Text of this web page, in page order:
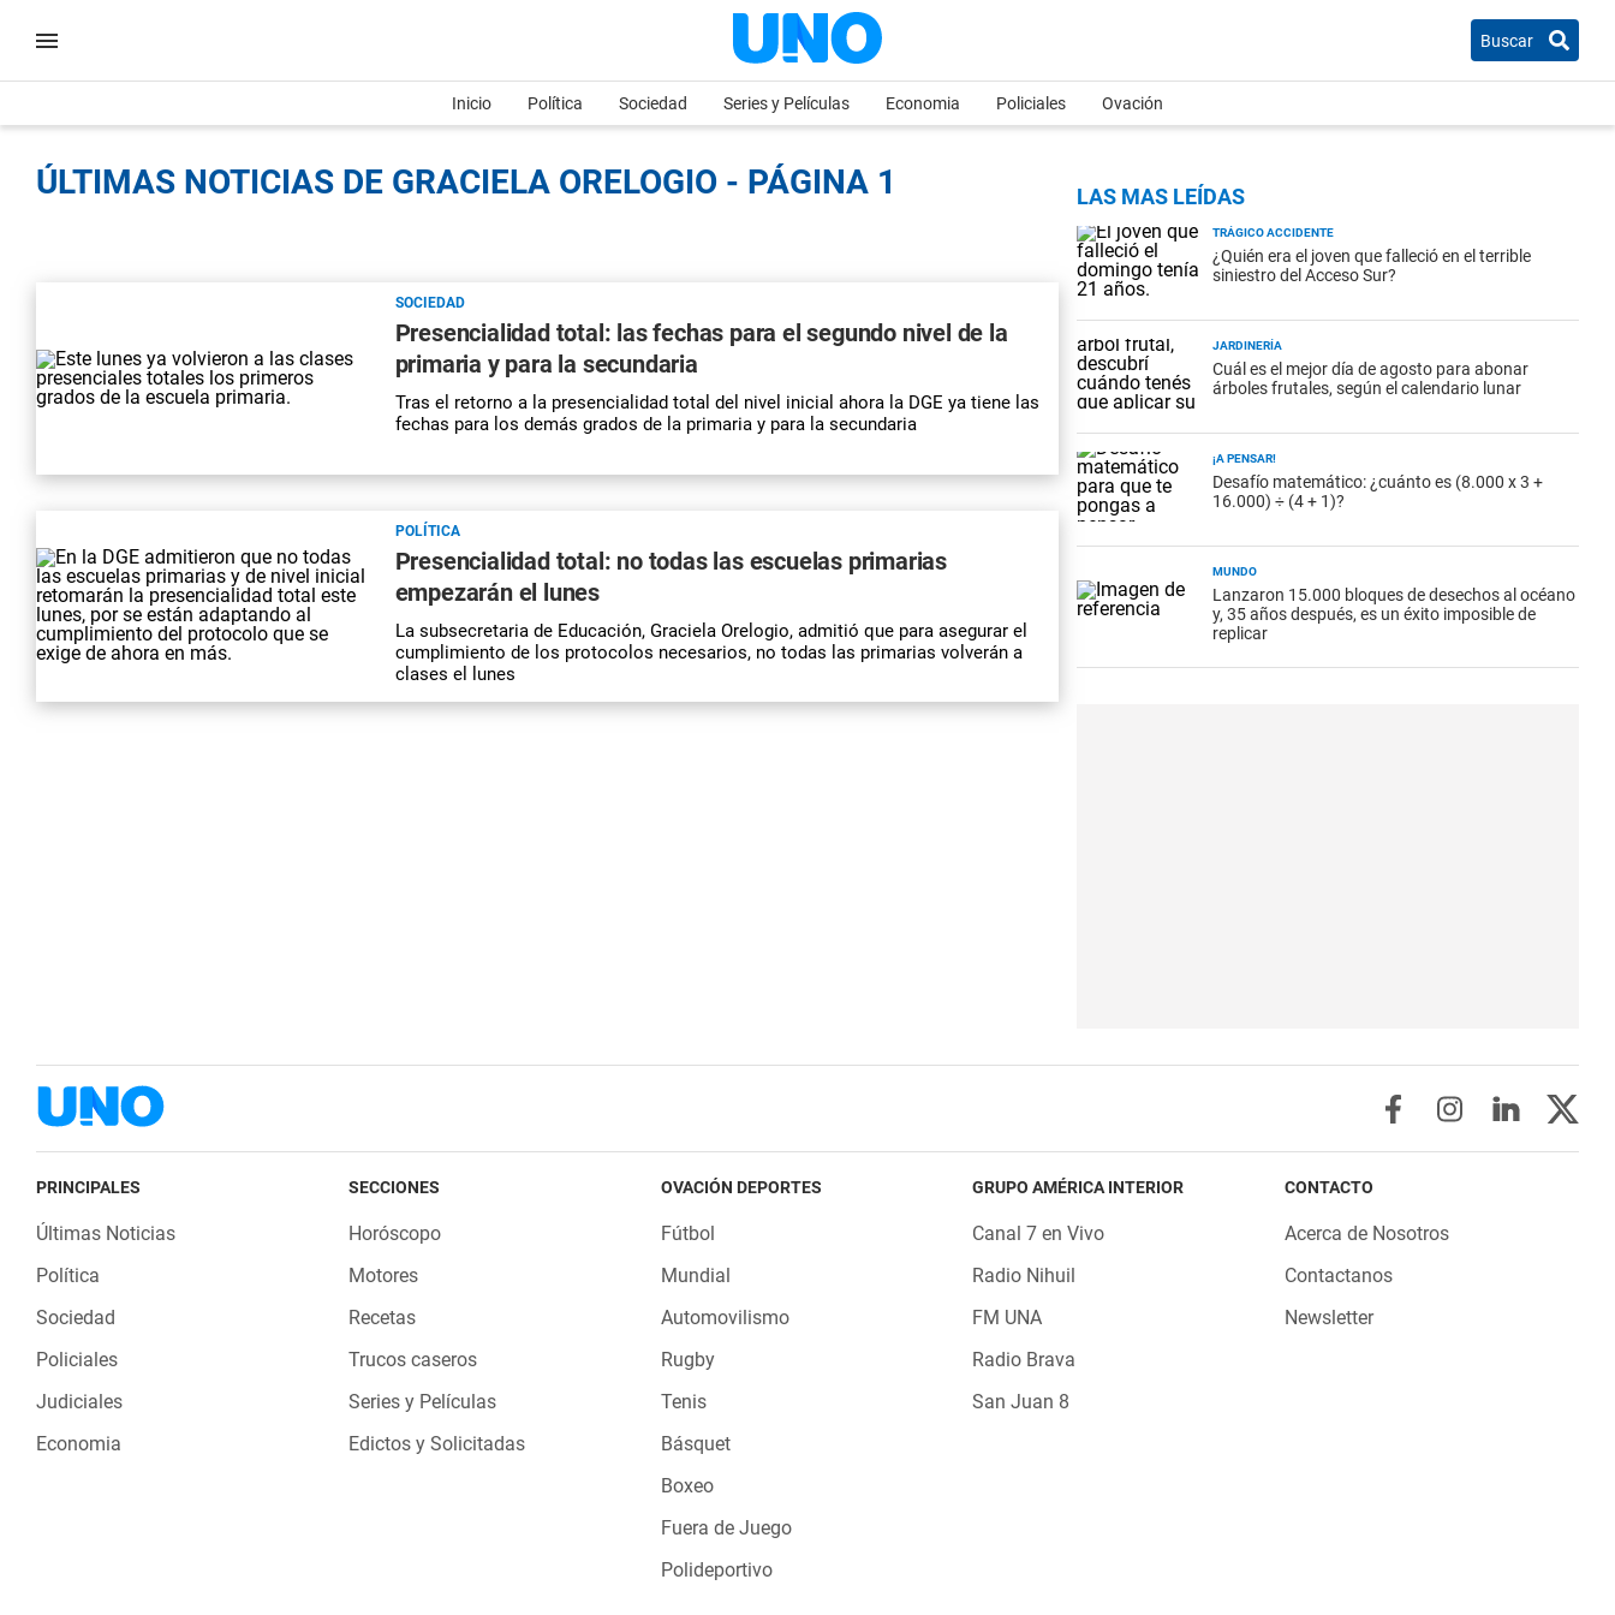
Buscar
Inicio Política Sociedad Series y Películas Economia Policiales Ovación
ÚLTIMAS NOTICIAS DE GRACIELA ORELOGIO - PÁGINA 1
SOCIEDAD
Presencialidad total: las fechas para el segundo nivel de la
primaria y para la secundaria
Tras el retorno a la presencialidad total del nivel inicial ahora la DGE ya tiene las
fechas para los demás grados de la primaria y para la secundaria
POLÍTICA
Presencialidad total: no todas las escuelas primarias
empezarán el lunes
La subsecretaria de Educación, Graciela Orelogio, admitió que para asegurar el
cumplimiento de los protocolos necesarios, no todas las primarias volverán a
clases el lunes
LAS MAS LEÍDAS
TRÁGICO ACCIDENTE
¿Quién era el joven que falleció en el terrible
siniestro del Acceso Sur?
JARDINERÍA
Cuál es el mejor día de agosto para abonar
árboles frutales, según el calendario lunar
¡A PENSAR!
Desafío matemático: ¿cuánto es (8.000 x 3 +
16.000) ÷ (4 + 1)?
MUNDO
Lanzaron 15.000 bloques de desechos al océano
y, 35 años después, es un éxito imposible de
replicar
PRINCIPALES
Últimas Noticias
Política
Sociedad
Policiales
Judiciales
Economia
SECCIONES
Horóscopo
Motores
Recetas
Trucos caseros
Series y Películas
Edictos y Solicitadas
OVACIÓN DEPORTES
Fútbol
Mundial
Automovilismo
Rugby
Tenis
Básquet
Boxeo
Fuera de Juego
Polideportivo
GRUPO AMÉRICA INTERIOR
Canal 7 en Vivo
Radio Nihuil
FM UNA
Radio Brava
San Juan 8
CONTACTO
Acerca de Nosotros
Contactanos
Newsletter